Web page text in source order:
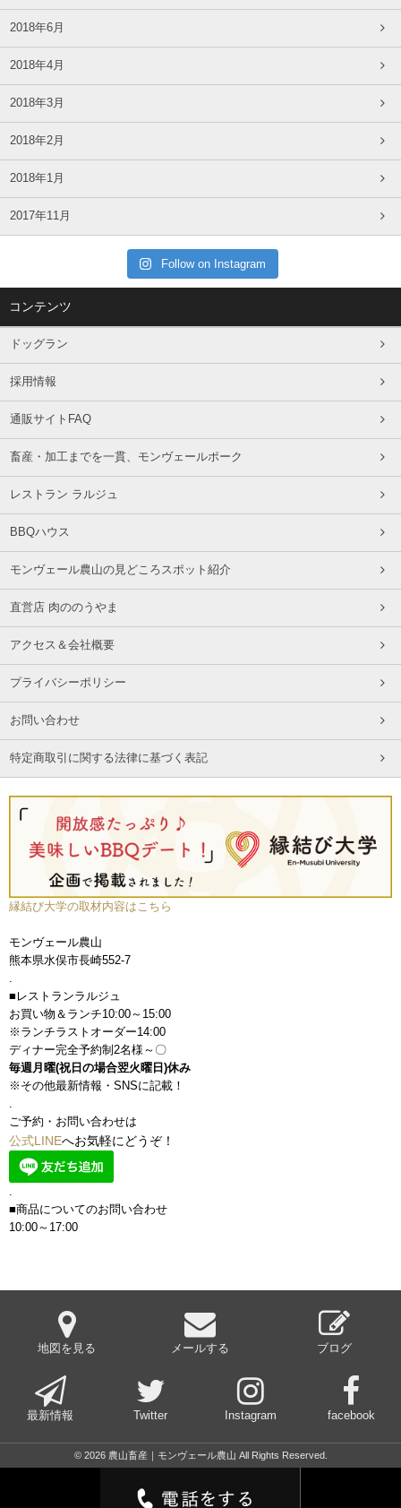
2018年6月
2018年4月
2018年3月
2018年2月
2018年1月
2017年11月
Follow on Instagram
コンテンツ
ドッグラン
採用情報
通販サイトFAQ
畜産・加工までを一貫、モンヴェールポーク
レストラン ラルジュ
BBQハウス
モンヴェール農山の見どころスポット紹介
直営店 肉ののうやま
アクセス＆会社概要
プライバシーポリシー
お問い合わせ
特定商取引に関する法律に基づく表記
縁結び大学の取材内容はこちら
モンヴェール農山
熊本県水俣市長崎552-7
■レストランラルジュ
お買い物＆ランチ10:00～15:00
※ランチラストオーダー14:00
ディナー完全予約制2名様～〇
毎週月曜(祝日の場合翌火曜日)休み
※その他最新情報・SNSに記載！
ご予約・お問い合わせは
公式LINEへお気軽にどうぞ！
■商品についてのお問い合わせ
10:00～17:00
地図を見る メールする ブログ
最新情報 Twitter Instagram facebook
© 2026 農山畜産｜モンヴェール農山 All Rights Reserved.